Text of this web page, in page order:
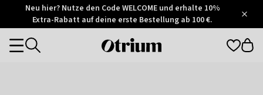
Otrium
Trustpilot
Neu hier? Nutze den Code WELCOME und erhalte 10%
Extra-Rabatt auf deine erste Bestellung ab 100 €.
Otrium
Categories